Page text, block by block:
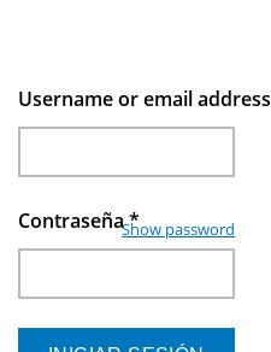
Username or email address
Contraseña*
Show password